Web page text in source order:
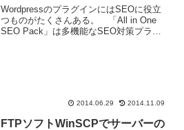
WordpressのプラグインにはSEOに役立
つものがたくさんある。 「All in One
SEO Pack」は多機能なSEO対策プラグ
2014.06.29 2014.11.09
FTPソフトWinSCPでサーバーの